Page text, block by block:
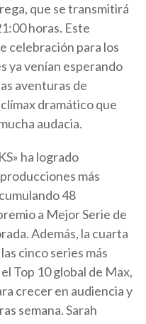
que se transmitirá
horas. Este
celebración para los
ya venían esperando
aventuras de
dramático que
audacia.
ha logrado
más
48
a Mejor Serie de
Además, la cuarta
cinco series más
Top 10 global de Max,
crecer en audiencia y
semana. Sarah